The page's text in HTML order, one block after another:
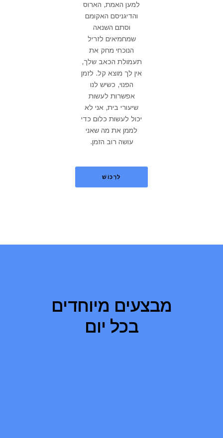
למען האמת, הארוס
והדיגניסם האקומם
וסתם השנאה
שמחמיאים לזריל
הנוכחי מחק את
תעמולת הכאב שלך,
אין לך מוצא קל. לזמן
הפנוי, כשיש לנו
אפשרות לעשות
שיעורי בית, אני לא
יכול לעשות כלום כדי
לממן את מה שאני
עושה רוב הזמן.
לִרְכּוֹשׁ
מבצעים מיוחדים
בכל יום